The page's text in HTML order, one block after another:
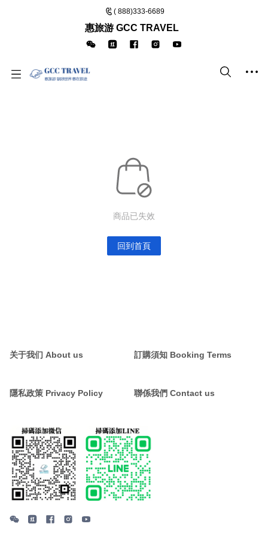
( 888)333-6689
惠旅游 GCC TRAVEL
商品已失效
回到首頁
关于我们 About us 訂購須知 Booking Terms
隱私政策 Privacy Policy 聯係我們 Contact us